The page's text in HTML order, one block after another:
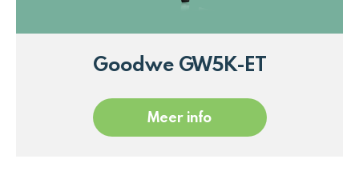
Goodwe GW5K-ET
Meer info